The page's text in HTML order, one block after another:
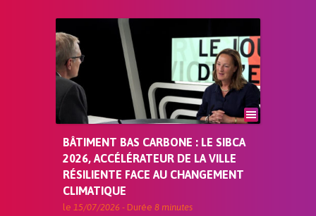
BÂTIMENT BAS CARBONE : LE SIBCA
2026, ACCÉLÉRATEUR DE LA VILLE
RÉSILIENTE FACE AU CHANGEMENT
CLIMATIQUE
le 15/07/2026 - Durée 8 minutes